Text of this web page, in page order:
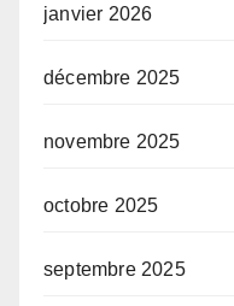
janvier 2026
décembre 2025
novembre 2025
octobre 2025
septembre 2025